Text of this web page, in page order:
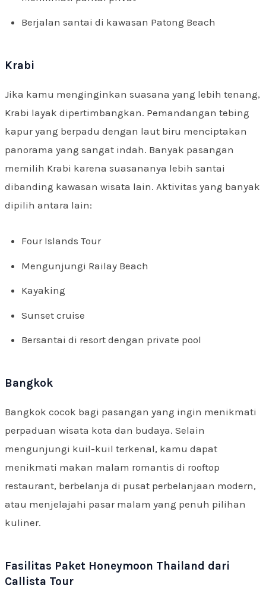
Berjalan santai di kawasan Patong Beach
Krabi
Jika kamu menginginkan suasana yang lebih tenang,
Krabi layak dipertimbangkan. Pemandangan tebing
kapur yang berpadu dengan laut biru menciptakan
panorama yang sangat indah. Banyak pasangan
memilih Krabi karena suasananya lebih santai
dibanding kawasan wisata lain. Aktivitas yang banyak
dipilih antara lain:
Four Islands Tour
Mengunjungi Railay Beach
Kayaking
Sunset cruise
Bersantai di resort dengan private pool
Bangkok
Bangkok cocok bagi pasangan yang ingin menikmati
perpaduan wisata kota dan budaya. Selain
mengunjungi kuil-kuil terkenal, kamu dapat
menikmati makan malam romantis di rooftop
restaurant, berbelanja di pusat perbelanjaan modern,
atau menjelajahi pasar malam yang penuh pilihan
kuliner.
Fasilitas Paket Honeymoon Thailand dari
Callista Tour